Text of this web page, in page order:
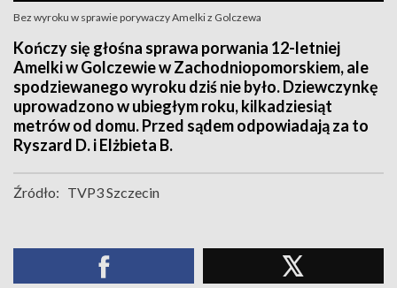
Bez wyroku w sprawie porywaczy Amelki z Golczewa
Kończy się głośna sprawa porwania 12-letniej
Amelki w Golczewie w Zachodniopomorskiem, ale
spodziewanego wyroku dziś nie było. Dziewczynkę
uprowadzono w ubiegłym roku, kilkadziesiąt
metrów od domu. Przed sądem odpowiadają za to
Ryszard D. i Elżbieta B.
Źródło: TVP3 Szczecin